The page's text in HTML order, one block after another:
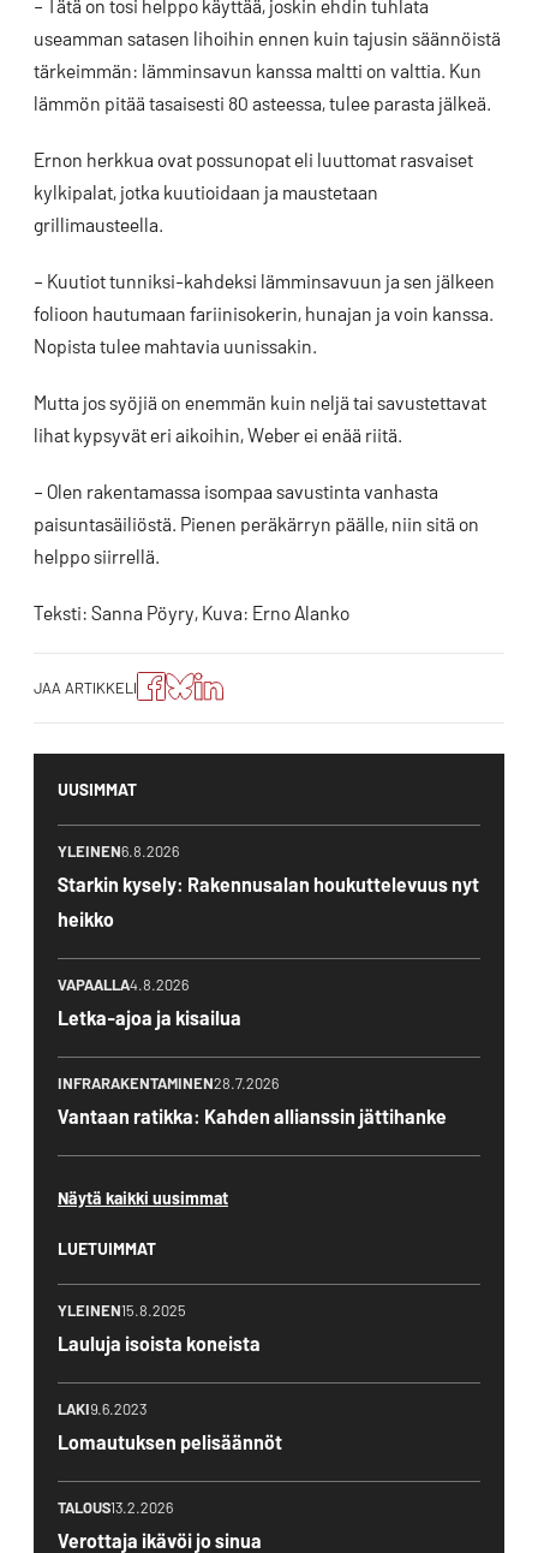
– Tätä on tosi helppo käyttää, joskin ehdin tuhlata
useamman satasen lihoihin ennen kuin tajusin säännöistä
tärkeimmän: lämminsavun kanssa maltti on valttia. Kun
lämmön pitää tasaisesti 80 asteessa, tulee parasta jälkeä.
Ernon herkkua ovat possunopat eli luuttomat rasvaiset
kylkipalat, jotka kuutioidaan ja maustetaan
grillimausteella.
– Kuutiot tunniksi-kahdeksi lämminsavuun ja sen jälkeen
folioon hautumaan fariinisokerin, hunajan ja voin kanssa.
Nopista tulee mahtavia uunissakin.
Mutta jos syöjiä on enemmän kuin neljä tai savustettavat
lihat kypsyvät eri aikoihin, Weber ei enää riitä.
– Olen rakentamassa isompaa savustinta vanhasta
paisuntasäiliöstä. Pienen peräkärryn päälle, niin sitä on
helppo siirrellä.
Teksti: Sanna Pöyry, Kuva: Erno Alanko
JAA ARTIKKELI
Jaa
artikkeli
Facebookissa
Jaa
artikkeli
Blueskyssa
Jako:
Jaa
artikkeli
LinkedIn:ssä
UUSIMMAT
YLEINEN6.8.2026
Starkin kysely: Rakennusalan houkuttelevuus nyt
heikko
VAPAALLA4.8.2026
Letka-ajoa ja kisailua
INFRARAKENTAMINEN28.7.2026
Vantaan ratikka: Kahden allianssin jättihanke
Näytä kaikki uusimmat
LUETUIMMAT
YLEINEN15.8.2025
Lauluja isoista koneista
LAKI9.6.2023
Lomautuksen pelisäännöt
TALOUS13.2.2026
Verottaja ikävöi jo sinua